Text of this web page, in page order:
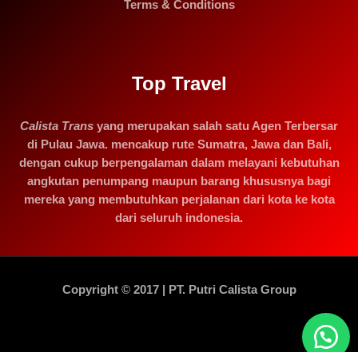
Terms & Conditions
Top Travel
Calista Trans yang merupakan salah satu Agen Terbersar
di Pulau Jawa. mencakup rute Sumatra, Jawa dan Bali,
dengan cukup berpengalaman dalam melayani kebutuhan
angkutan penumpang maupun barang khususnya bagi
mereka yang membutuhkan perjalanan dari kota ke kota
dari seluruh indonesia.
Copyright © 2017 | PT. Putri Calista Group